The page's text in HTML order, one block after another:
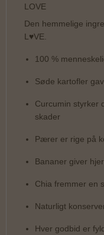
LOVE
Den hemmelige
L♥VE.
100 %
Søde kartofler
Curcumin styrker
skader
Pærer er rige på
Bananer giver
Chia fremmer en
Naturligt
Hver godbid er